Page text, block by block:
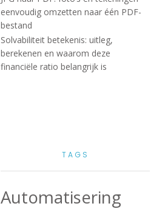
eenvoudig omzetten naar één PDF-
bestand
Solvabiliteit betekenis: uitleg,
berekenen en waarom deze
financiële ratio belangrijk is
TAGS
Automatisering